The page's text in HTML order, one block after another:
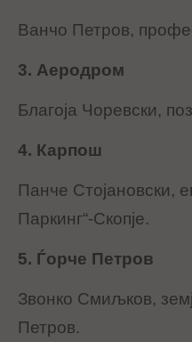
Ванчо Петров,
3. Аеродром
Благоја Чоревски,
4. Карпош
Панче Стојановски,
Паркинг“-Скопје.
5. Ѓорче Петров
Звонко Смиљков,
Петров.